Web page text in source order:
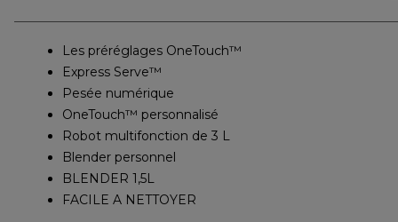
Les préréglages OneTouch™
Express Serve™
Pesée numérique
OneTouch™ personnalisé
Robot multifonction de 3 L
Blender personnel
BLENDER 1,5L
FACILE A NETTOYER